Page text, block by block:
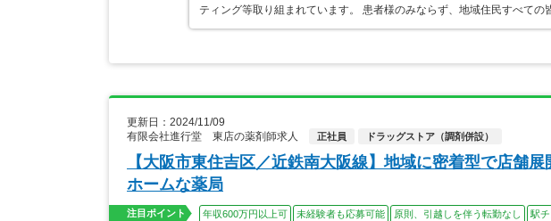
ティング等取り組まれています。 患者様のみならず、地域住民すべて
更新日：2024/11/09
有限会社進行堂 東店の薬剤師求人
正社員 ドラッグストア（調剤併設）
【大阪市東住吉区／近鉄南大阪線】地域に密着型で店舗
ホームな薬局
注目ポイント 年収600万円以上可 未経験者も応募可能 原則、引越しを伴う転勤なし 駅チ